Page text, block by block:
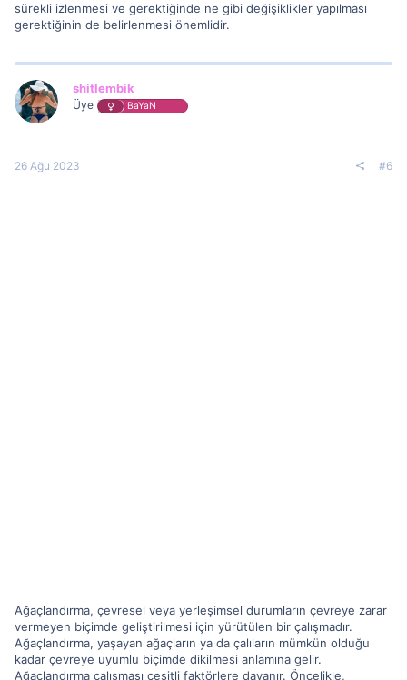
sürekli izlenmesi ve gerektiğinde ne gibi değişiklikler yapılması
gerektiğinin de belirlenmesi önemlidir.
shitlembik
Üye BaYaN
26 Ağu 2023 #6
Ağaçlandırma, çevresel veya yerleşimsel durumların çevreye zarar
vermeyen biçimde geliştirilmesi için yürütülen bir çalışmadır.
Ağaçlandırma, yaşayan ağaçların ya da çalıların mümkün olduğu
kadar çevreye uyumlu biçimde dikilmesi anlamına gelir.
Ağaçlandırma çalışması çeşitli faktörlere dayanır. Öncelikle,